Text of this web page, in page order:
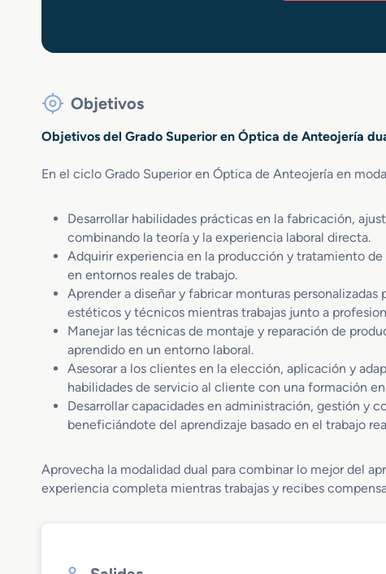
Objetivos
Objetivos del Grado Superior en Óptica de Anteojería
En el ciclo Grado Superior en Óptica de Anteojería en
Desarrollar habilidades prácticas en la fabricación,
combinando la teoría y la experiencia laboral directa.
Adquirir experiencia en la producción y tratamiento
en entornos reales de trabajo.
Aprender a diseñar y fabricar monturas
estéticos y técnicos mientras trabajas junto a
Manejar las técnicas de montaje y reparación de
aprendido en un entorno laboral.
Asesorar a los clientes en la elección, aplicación y
habilidades de servicio al cliente con una formación
Desarrollar capacidades en administración, gestión y
beneficiándote del aprendizaje basado en el trabajo
Aprovecha la modalidad dual para combinar lo mejor del
experiencia completa mientras trabajas y recibes